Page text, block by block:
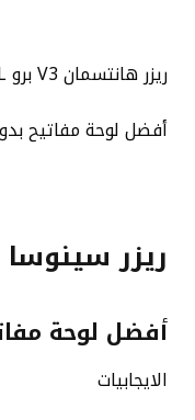
ريزر هانتسمان V3 برو TKL
أفضل لوحة مفاتيح
ريزر سينوسا V2
أفضل لوحة
الايجابيات